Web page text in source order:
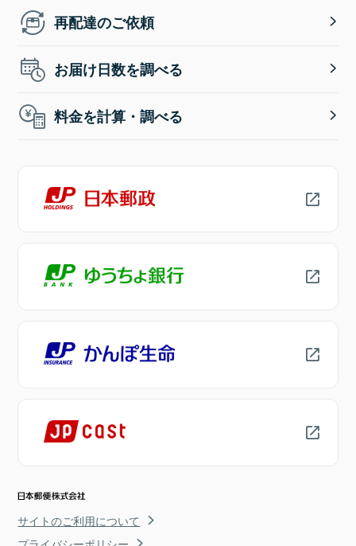
再配達のご依頼
お届け日数を調べる
料金を計算・調べる
サイトのご利用について